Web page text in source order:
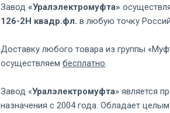
Завод «Уралэлектромуфта»
126-2Н квадр.фл. в любую точку
Доставку любого товара из группы
осуществляем бесплатно.
Завод «Уралэлектромуфта» является
назначения с 2004 года. Обладает